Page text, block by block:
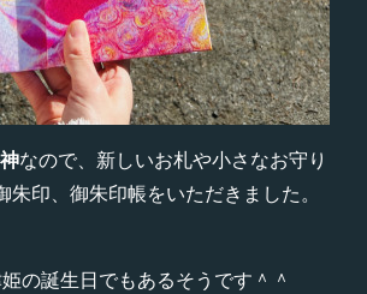
なので、新しいお札や小さなお守り
朱印、御朱印帳をいただきました。
の誕生日でもあるそうです＾＾